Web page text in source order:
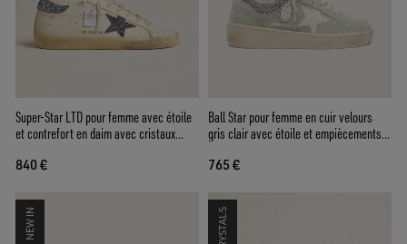
Super-Star LTD pour femme avec étoile
et contrefort en daim avec cristaux
840 €
Ball Star pour femme en cuir velours
gris clair avec étoile et empiècements à
765 €
NEW IN